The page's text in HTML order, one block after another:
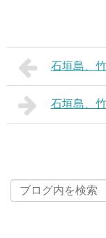
石垣島、
石垣島、